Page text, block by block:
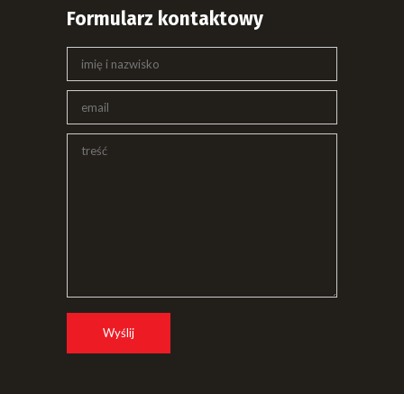
Formularz kontaktowy